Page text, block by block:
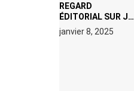
REGARD
ÉDITORIAL SUR JE
M’APPELLE TIM
(NETFLIX) : AVICII,
janvier 8, 2025